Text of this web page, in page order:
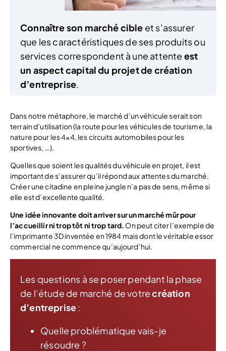
Connaître son marché cible et s’assurer
que les caractéristiques de ses produits ou
services correspondent à une attente est
un aspect capital du projet de création
d’entreprise.
Dans notre métaphore, le marché d’un véhicule serait son
terrain d’utilisation (la route pour les véhicules de tourisme, la
nature pour les 4×4, les circuits automobiles pour les
sportives, …).
Quelles que soient les qualités du véhicule en projet, il est
important de s’assurer qu’il répond aux attentes du marché.
Créer une citadine en pleine jungle n’a pas de sens, même si
elle est d’excellente qualité.
Une idée innovante doit arriver sur un marché mûr pour
l’accueillir ni trop tôt ni trop tard. On peut citer l’exemple de
l’imprimante 3D inventée en 1984 mais dont le véritable essor
commercial ne commence qu’aujourd’hui.
Les questions à se poser pendant la phase
de l’étude de marché de votrecréation
d’entreprise:
Quelle problématique vais-je
résoudre ?